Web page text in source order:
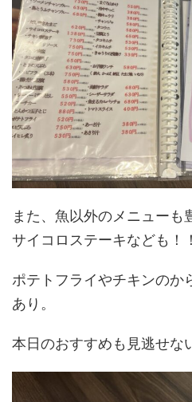
また、魚以外のメニューも
サイコロステーキなども！！
ポテトフライやチキンのか
あり。
本日のおすすめも見逃せな